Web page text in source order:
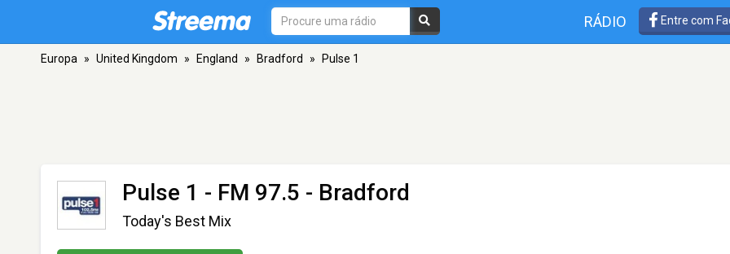
RÁDIO Entre com
Europa » United Kingdom » England » Bradford » Pulse 1
Pulse 1 - FM 97.5 - Bradford
Today's Best Mix